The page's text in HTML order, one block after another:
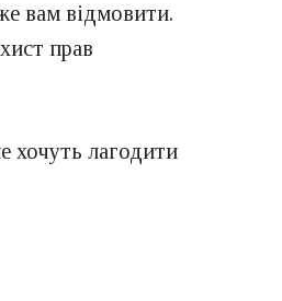
вам відмовити.
прав
хочуть лагодити